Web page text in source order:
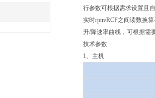
行参数可根据需求设置且
实时rpm/RCF之间读数换
升/降速率曲线，可根据需
技术参数
1、主机